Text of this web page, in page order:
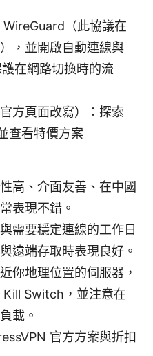
（此協議在
，並開啟自動連線與
在網路切換時的流
方頁面改寫）：探索
查看特價方案
高、介面友善、在中國
表現不錯。
需要穩定連線的工作日
遠端存取時表現良好。
你地理位置的伺服器，
Kill Switch，並注意在
載。
官方方案與折扣